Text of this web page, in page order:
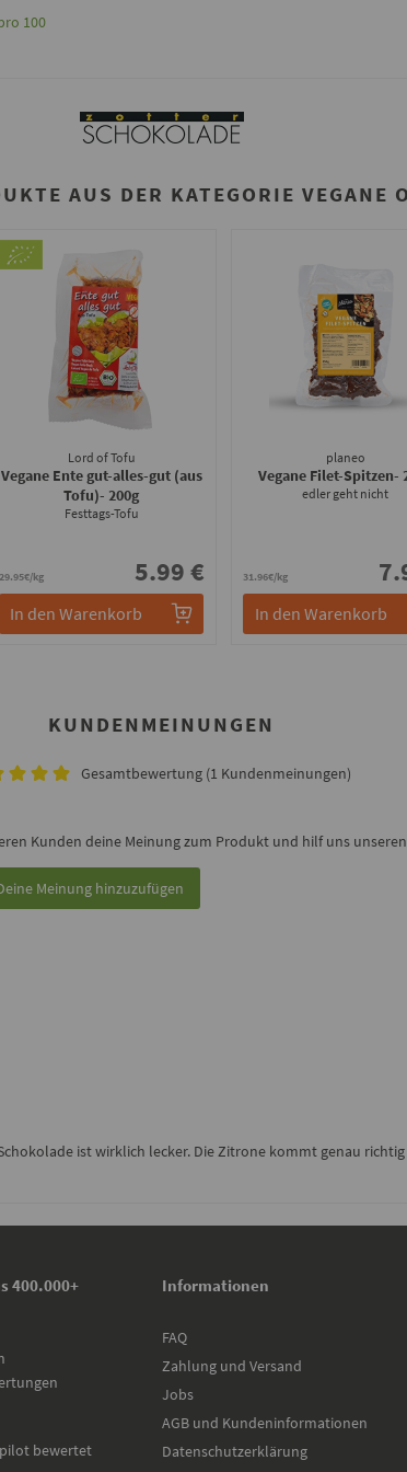
100
AUS DER KATEGORIE VEGANE
Lord of Tofu
Vegane Ente gut-alles-gut (aus
Tofu)- 200g
Festtags-Tofu
29.95€/kg 5.99 €
In den Warenkorb
planeo
Vegane Filet-Spitzen-
edler geht nicht
31.96€/kg
In den Warenkorb
KUNDENMEINUNGEN
Gesamtbewertung (1 Kundenmeinungen)
Kunden deine Meinung zum Produkt und hilf uns
Meinung hinzuzufügen
ist wirklich lecker. Die Zitrone kommt genau
400.000+
bewertet
Informationen
FAQ
Zahlung und Versand
Jobs
AGB und Kundeninformationen
Datenschutzerklärung